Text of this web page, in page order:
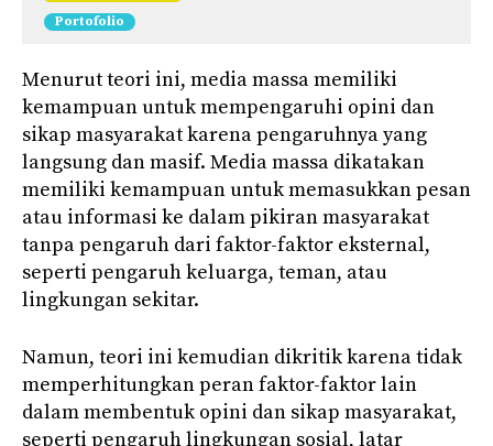
Portofolio
Menurut teori ini, media massa memiliki
kemampuan untuk mempengaruhi opini dan
sikap masyarakat karena pengaruhnya yang
langsung dan masif. Media massa dikatakan
memiliki kemampuan untuk memasukkan pesan
atau informasi ke dalam pikiran masyarakat
tanpa pengaruh dari faktor-faktor eksternal,
seperti pengaruh keluarga, teman, atau
lingkungan sekitar.
Namun, teori ini kemudian dikritik karena tidak
memperhitungkan peran faktor-faktor lain
dalam membentuk opini dan sikap masyarakat,
seperti pengaruh lingkungan sosial, latar